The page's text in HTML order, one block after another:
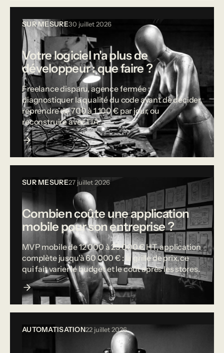
SUR MESURE30 juillet 2026
Votre logiciel n'a plus de
développeur : que faire ?
Freelance disparu, agence fermée :
diagnostiquer la qualité du code avant de décider,
reprendre de 700 à 1 100 € par jour, ou
reconstruire avec l'IA.
SUR MESURE27 juillet 2026
Combien coûte une application
mobile pour son entreprise ?
MVP mobile de 12 000 à 25 000 € HT, application
complète jusqu'à 60 000 € : la grille de prix, ce
qui fait varier le budget et le coût après les stores.
AUTOMATISATION22 juillet 2026